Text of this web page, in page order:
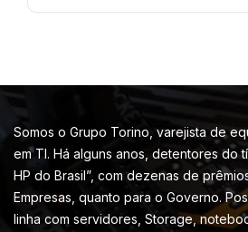
Somos o Grupo Torino, varejista de
em TI. Há alguns anos, detentores do
HP do Brasil”, com dezenas de
Empresas, quanto para o Governo.
linha com servidores, Storage,